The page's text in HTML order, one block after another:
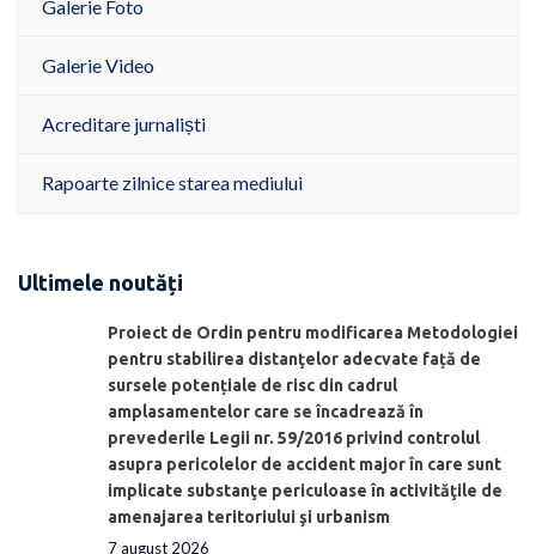
Galerie Foto
Galerie Video
Acreditare jurnaliști
Rapoarte zilnice starea mediului
Ultimele noutăți
Proiect de Ordin pentru modificarea Metodologiei
pentru stabilirea distanţelor adecvate față de
sursele potențiale de risc din cadrul
amplasamentelor care se încadrează în
prevederile Legii nr. 59/2016 privind controlul
asupra pericolelor de accident major în care sunt
implicate substanţe periculoase în activităţile de
amenajarea teritoriului şi urbanism
7 august 2026